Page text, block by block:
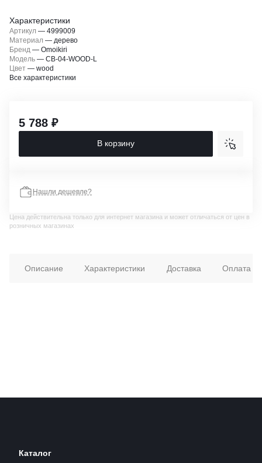
Характеристики
Артикул — 4999009
Материал — дерево
Бренд — Omoikiri
Модель — CB-04-WOOD-L
Цвет — wood
Все характеристики
5 788 ₽
В корзину
Нашли дешевле?
Цена действительна только для интернет магазина и может отличаться от цен в
розничных магазинах
Описание Характеристики Доставка Оплата
Каталог